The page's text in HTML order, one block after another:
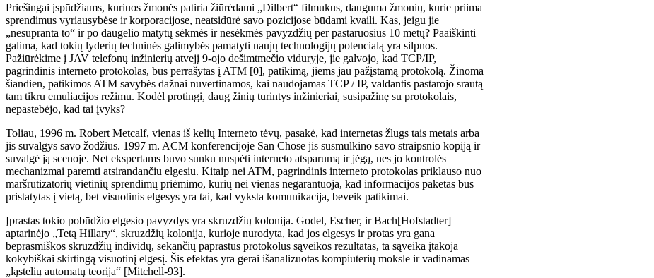
Priešingai įspūdžiams, kuriuos žmonės patiria žiūrėdami „Dilbert“ filmukus, dauguma žmonių, kurie priima
sprendimus vyriausybėse ir korporacijose, neatsidūrė savo pozicijose būdami kvaili. Kas, jeigu jie
„nesupranta to“ ir po daugelio matytų sėkmės ir nesėkmės pavyzdžių per pastaruosius 10 metų? Paaiškinti
galima, kad tokių lyderių techninės galimybės pamatyti naujų technologijų potencialą yra silpnos.
Pažiūrėkime į JAV telefonų inžinierių atvejį 9-ojo dešimtmečio viduryje, jie galvojo, kad TCP/IP,
pagrindinis interneto protokolas, bus perrašytas į ATM [0], patikimą, jiems jau pažįstamą protokolą. Žinoma
šiandien, patikimos ATM savybės dažnai nuvertinamos, kai naudojamas TCP / IP, valdantis pastarojo srautą
tam tikru emuliacijos režimu. Kodėl protingi, daug žinių turintys inžinieriai, susipažinę su protokolais,
nepastebėjo, kad tai įvyks?
Toliau, 1996 m. Robert Metcalf, vienas iš kelių Interneto tėvų, pasakė, kad internetas žlugs tais metais arba
jis suvalgys savo žodžius. 1997 m. ACM konferencijoje San Chose jis susmulkino savo straipsnio kopiją ir
suvalgė ją scenoje. Net ekspertams buvo sunku nuspėti interneto atsparumą ir jėgą, nes jo kontrolės
mechanizmai paremti atsirandančiu elgesiu. Kitaip nei ATM, pagrindinis interneto protokolas priklauso nuo
maršrutizatorių vietinių sprendimų priėmimo, kurių nei vienas negarantuoja, kad informacijos paketas bus
pristatytas į vietą, bet visuotinis elgesys yra tai, kad vyksta komunikacija, beveik patikimai.
Įprastas tokio pobūdžio elgesio pavyzdys yra skruzdžių kolonija. Godel, Escher, ir Bach[Hofstadter]
aptarinėjo „Tetą Hillary“, skruzdžių kolonija, kurioje nurodyta, kad jos elgesys ir protas yra gana
beprasmiškos skruzdžių individų, sekančių paprastus protokolus sąveikos rezultatas, ta sąveika įtakoja
kokybiškai skirtingą visuotinį elgesį. Šis efektas yra gerai išanalizuotas kompiuterių moksle ir vadinamas
„ląstelių automatų teorija“ [Mitchell-93].